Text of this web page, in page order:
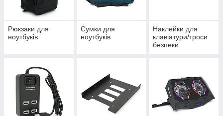
Рюкзаки для
ноутбуків
Сумки для
ноутбуків
Наклейки для
клавіатури/троси
безпеки